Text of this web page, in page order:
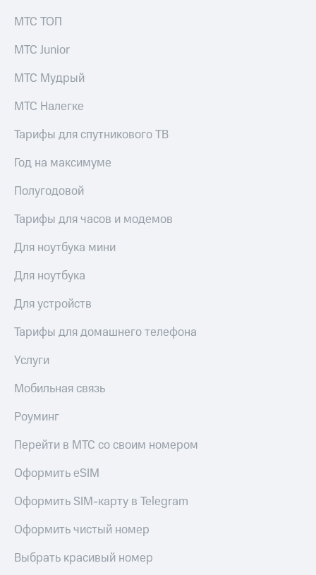
МТС ТОП
МТС Junior
МТС Мудрый
МТС Налегке
Тарифы для спутникового ТВ
Год на максимуме
Полугодовой
Тарифы для часов и модемов
Для ноутбука мини
Для ноутбука
Для устройств
Тарифы для домашнего телефона
Услуги
Мобильная связь
Роуминг
Перейти в МТС со своим номером
Оформить eSIM
Оформить SIM-карту в Telegram
Оформить чистый номер
Выбрать красивый номер